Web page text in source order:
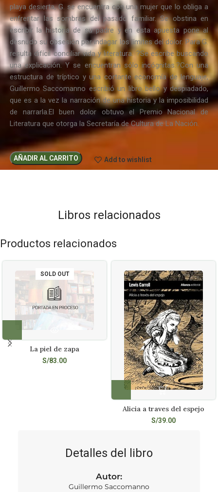
playa desierta, G. se encuentra con una mujer que lo obliga a
enfrentar las sombras del pasado familiar. Se obstina en
escribir la historia de su padre y en esta apuesta pone al
desnudo su obsesión por indagar los límites del dolor. Para G.
resulta difícil conciliar vida y literatura. ?Se escribe buscando
una explicación. Y se encuentran sólo incógnitas.?Con una
estructura de tríptico y una cortante economía de lenguaje,
Guillermo Saccomanno escribió un libro bello y despiadado,
que es a la vez la narración de una historia y la imposibilidad
de narrarla.El buen dolor obtuvo el Premio Nacional de
Literatura que otorga la Secretaría de Cultura de La Nación.
AÑADIR AL CARRITO Add to wishlist
Libros relacionados
Productos relacionados
SOLD OUT
La piel de zapa
S/83.00
Alicia a traves del espejo
S/39.00
Detalles del libro
Autor:
Guillermo Saccomanno